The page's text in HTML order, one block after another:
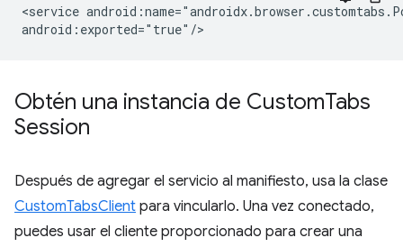
<service
Obtén una instancia de CustomTabs
Session
Después de agregar el servicio al manifiesto, usa la clase
CustomTabsClient para vincularlo. Una vez conectado,
puedes usar el cliente proporcionado para crear una